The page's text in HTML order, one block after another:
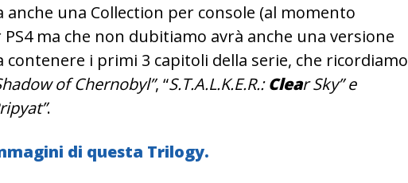
anche una Collection per console (al momento
ma che non dubitiamo avrà anche una versione
contenere i primi 3 capitoli della serie, che ricordiamo
of Chernobyl”, “S.T.A.L.K.E.R.:Clear Sky” e
.
di questa Trilogy.